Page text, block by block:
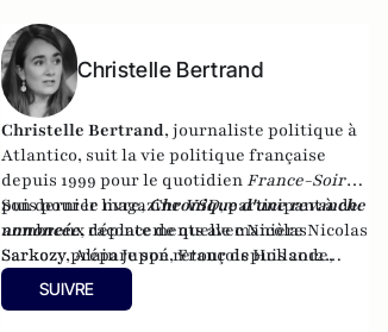
Christelle Bertrand
Christelle Bertrand, journaliste politique à
Atlantico, suit la vie politique française
depuis 1999 pour le quotidien France-Soir,
puis pour le magazineVSD, participant à de
nombreux déplacements avec Nicolas
Sarkozy, Alain Juppé, François Hollande,
François Bayrou ou encore Ségolène Royal.
Son dernier livre,Chronique d'une revanche
annoncée,raconte de quelle manière Nicolas
Sarkozy prépare son retour depuis 2012
(Editions Du Moment, 2014).
SUIVRE